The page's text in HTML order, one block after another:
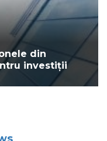
din
investiții